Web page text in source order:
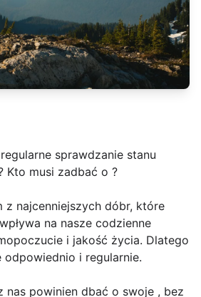
sprawdzanie stanu
Kto musi zadbać o ?
z najcenniejszych dóbr, które
na nasze codzienne
i jakość życia. Dlatego
odpowiednio i regularnie.
nas powinien dbać o swoje , bez